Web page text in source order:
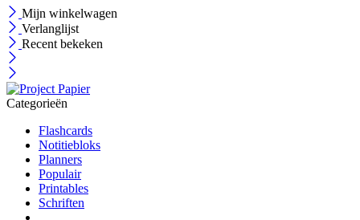
Mijn winkelwagen
Verlanglijst
Recent bekeken
Categorieën
Flashcards
Notitiebloks
Planners
Populair
Printables
Schriften